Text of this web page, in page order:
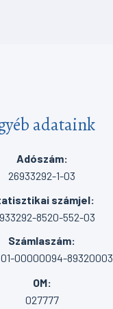
adataink
Adószám:
26933292-1-03
számjel:
8520-552-03
Számlaszám:
00000094-89320003
OM:
027777